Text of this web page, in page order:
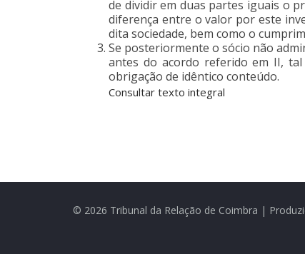
de dividir em duas partes iguais o
diferença entre o valor por este
dita sociedade, bem como o
Se posteriormente o sócio não
antes do acordo referido em II,
obrigação de idêntico conteúdo.
Consultar texto integral
© 2026 Tribunal da Relação de Coimbra |